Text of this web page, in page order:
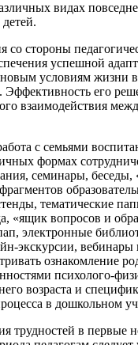
видах
со стороны
успешной
новым условиям жизни
Эффективность его
взаимодействия
с семьями
формах
семинары,
тематические
«ящик вопросов и
электронные
экскурсии,
ознакомление
психолого-
возраста и
в дошкольном
трудностей в первые